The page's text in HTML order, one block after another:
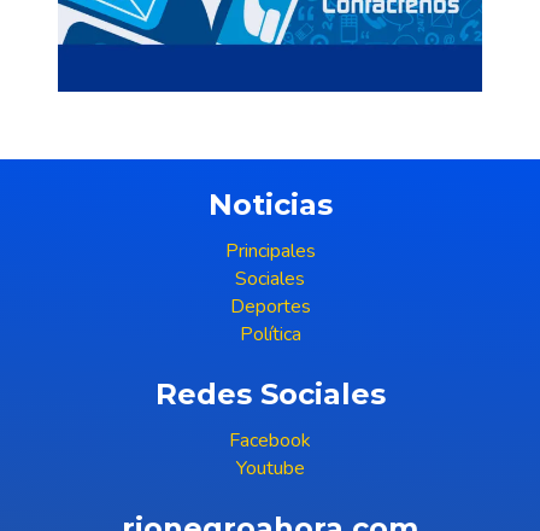
Noticias
Principales
Sociales
Deportes
Política
Redes Sociales
Facebook
Youtube